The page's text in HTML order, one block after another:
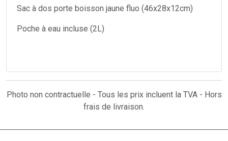
Sac à dos porte boisson jaune fluo (46x28x12cm)
Poche à eau incluse (2L)
Photo non contractuelle - Tous les prix incluent la TVA - Hors
frais de livraison.